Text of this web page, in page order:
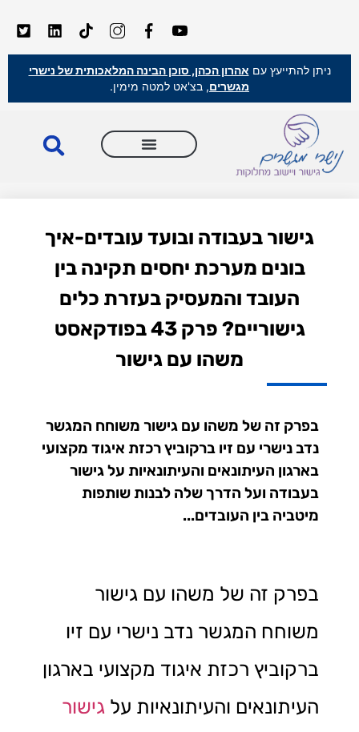
ניתן להתייעץ עם אהרון הכהן, סוכן הבינה המלאכותית של נישרי
מגשרים, בצ'אט למטה מימין.
גישור בעבודה ובועד עובדים-איך
בונים מערכת יחסים תקינה בין
העובד והמעסיק בעזרת כלים
גישוריים? פרק 43 בפודקאסט
משהו עם גישור
בפרק זה של משהו עם גישור משוחח המגשר
נדב נישרי עם זיו ברקוביץ רכזת איגוד מקצועי
בארגון העיתונאים והעיתונאיות על גישור
בעבודה ועל הדרך שלה לבנות שותפות
מיטביה בין העובדים...
בפרק זה של משהו עם גישור
משוחח המגשר נדב נישרי עם זיו
ברקוביץ רכזת איגוד מקצועי בארגון
העיתונאים והעיתונאיות על גישור